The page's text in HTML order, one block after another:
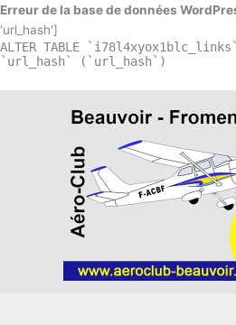
Erreur de la base de données
'url_hash']
ALTER TABLE `i78l4xyox1blc_links`
`url_hash` (`url_hash`)
Aller
au
contenu